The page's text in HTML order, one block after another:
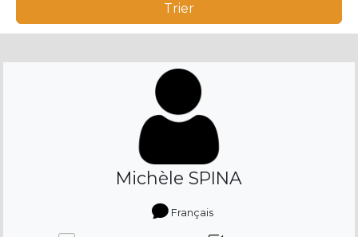
Trier
Michèle SPINA
Français